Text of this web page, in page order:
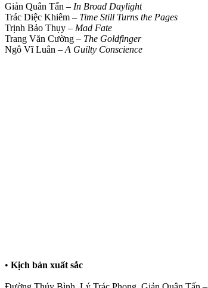
Giản Quân Tấn – In Broad Daylight
Trác Diệc Khiêm – Time Still Turns the Pages
Trịnh Bảo Thụy – Mad Fate
Trang Văn Cường – The Goldfinger
Ngô Vĩ Luân – A Guilty Conscience
• Kịch bản xuất sắc